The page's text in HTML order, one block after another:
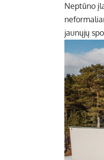
Neptūno
jaunųjų